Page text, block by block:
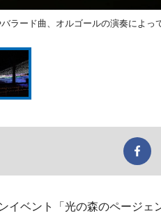
ラード曲、オルゴールの演奏によっ
イベント「光の森のページ